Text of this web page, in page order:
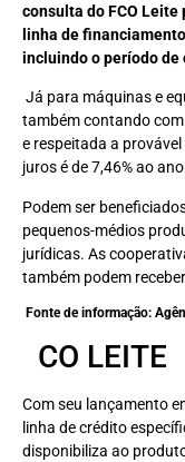
consulta do FCO Leite
linha de
incluindo o período de
Já para máquinas e
também contando
e respeitada a
juros é de 7,46% ao
Podem ser
pequenos-médios
jurídicas. As
também podem
Fonte de informação:
CO LEITE
Com seu lançamento
linha de crédito
disponibiliza ao